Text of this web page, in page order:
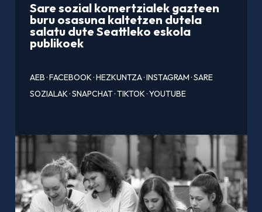
Sare sozial komertzialek gazteen
buru osasuna kaltetzen dutela
salatu dute Seattleko eskola
publikoek
AEB·FACEBOOK·HEZKUNTZA·INSTAGRAM·SARE
SOZIALAK·SNAPCHAT·TIKTOK·YOUTUBE